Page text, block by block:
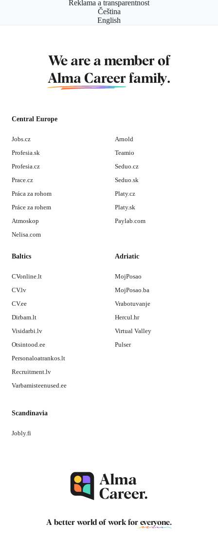
Reklama a transparentnost
Čeština
English
We are a member of
Alma Career family.
Central Europe
Jobs.cz
Profesia.sk
Profesia.cz
Prace.cz
Práca za rohom
Práce za rohem
Atmoskop
Nelisa.com
Arnold
Teamio
Seduo.cz
Seduo.sk
Platy.cz
Platy.sk
Paylab.com
Baltics
CVonline.lt
CV.lv
CV.ee
Dirbam.lt
Visidarbi.lv
Otsintood.ee
Personaloatrankos.lt
Recruitment.lv
Varbamisteenused.ee
Adriatic
MojPosao
MojPosao.ba
Vrabotuvanje
Hercul.hr
Virtual Valley
Pulser
Scandinavia
Jobly.fi
A better world of work for everyone.